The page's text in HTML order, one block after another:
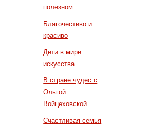
полезном
Благочестиво и
красиво
Дети в мире
искусства
В стране чудес с
Ольгой
Войцеховской
Счастливая семья